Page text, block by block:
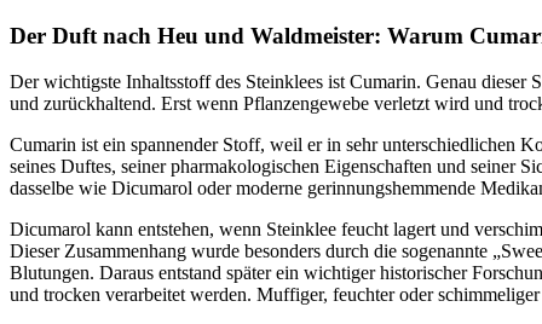
Der Duft nach Heu und Waldmeister: Warum
Der wichtigste Inhaltsstoff des Steinklees ist Cumarin. Genau
und zurückhaltend. Erst wenn Pflanzengewebe verletzt wird und
Cumarin ist ein spannender Stoff, weil er in sehr unterschiedlichen
seines Duftes, seiner pharmakologischen Eigenschaften und seiner
dasselbe wie Dicumarol oder moderne gerinnungshemmende
Dicumarol kann entstehen, wenn Steinklee feucht lagert und
Dieser Zusammenhang wurde besonders durch die sogenannte
Blutungen. Daraus entstand später ein wichtiger historischer
und trocken verarbeitet werden. Muffiger, feuchter oder